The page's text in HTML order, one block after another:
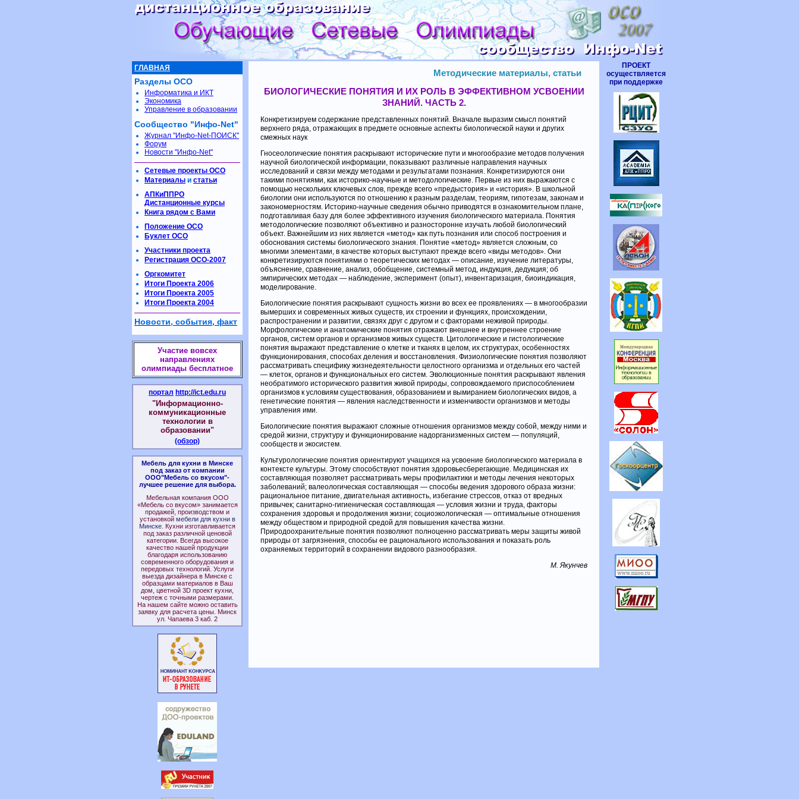
Методические материалы, статьи
БИОЛОГИЧЕСКИЕ ПОНЯТИЯ И ИХ РОЛЬ В ЭФФЕКТИВНОМ УСВОЕНИИ
ЗНАНИЙ. ЧАСТЬ 2.
Конкретизируем содержание представленных понятий. Вначале выразим смысл понятий
верхнего ряда, отражающих в предмете основные аспекты биологической науки и других
смежных наук
Гносеологические понятия раскрывают исторические пути и многообразие методов получения
научной биологической информации, показывают различные направления научных
исследований и связи между методами и результатами познания. Конкретизируются они
такими понятиями, как историко-научные и методологические. Первые из них выражаются с
помощью нескольких ключевых слов, прежде всего «предыстория» и «история». В школьной
биологии они используются по отношению к разным разделам, теориям, гипотезам, законам и
закономерностям. Историко-научные сведения обычно приводятся в ознакомительном плане,
подготавливая базу для более эффективного изучения биологического материала. Понятия
методологические позволяют объективно и разносторонне изучать любой биологический
объект. Важнейшим из них является «метод» как путь познания или способ построения и
обоснования системы биологического знания. Понятие «метод» является сложным, со
многими элементами, в качестве которых выступают прежде всего «виды методов». Они
конкретизируются понятиями о теоретических методах — описание, изучение литературы,
объяснение, сравнение, анализ, обобщение, системный метод, индукция, дедукция; об
эмпирических методах — наблюдение, эксперимент (опыт), инвентаризация, биоиндикация,
моделирование.
Биологические понятия раскрывают сущность жизни во всех ее проявлениях — в многообразии
вымерших и современных живых существ, их строении и функциях, происхождении,
распространении и развитии, связях друг с другом и с факторами неживой природы.
Морфологические и анатомические понятия отражают внешнее и внутреннее строение
органов, систем органов и организмов живых существ. Цитологические и гистологические
понятия выражают представление о клетке и тканях в целом, их структурах, особенностях
функционирования, способах деления и восстановления. Физиологические понятия позволяют
рассматривать специфику жизнедеятельности целостного организма и отдельных его частей
— клеток, органов и функциональных его систем. Эволюционные понятия раскрывают явления
необратимого исторического развития живой природы, сопровождаемого приспособлением
организмов к условиям существования, образованием и вымиранием биологических видов, а
генетические понятия — явления наследственности и изменчивости организмов и методы
управления ими.
Биологические понятия выражают сложные отношения организмов между собой, между ними и
средой жизни, структуру и функционирование надорганизменных систем — популяций,
сообществ и экосистем.
Культурологические понятия ориентируют учащихся на усвоение биологического материала в
контексте культуры. Этому способствуют понятия здоровьесберегающие. Медицинская их
составляющая позволяет рассматривать меры профилактики и методы лечения некоторых
заболеваний; валеологическая составляющая — способы ведения здорового образа жизни:
рациональное питание, двигательная активность, избегание стрессов, отказ от вредных
привычек; санитарно-гигиеническая составляющая — условия жизни и труда, факторы
сохранения здоровья и продолжения жизни; социоэкологическая — оптимальные отношения
между обществом и природной средой для повышения качества жизни.
Природоохранительные понятия позволяют полноценно рассматривать меры защиты живой
природы от загрязнения, способы ее рационального использования и показать роль
охраняемых территорий в сохранении видового разнообразия.
М. Якунчев
ПРОЕКТ
осуществляется
при поддержке
ГЛАВНАЯ
Разделы ОСО
Информатика и ИКТ
Экономика
Управление в образовании
Сообщество "Инфо-Net"
Журнал "Инфо-Net-ПОИСК"
Форум
Новости "Инфо-Net"
Сетевые проекты ОСО
Материалы и статьи
АПКиППРО
Дистанционные курсы
Книга рядом с Вами
Положение ОСО
Буклет ОСО
Участники проекта
Регистрация ОСО-2007
Оргкомитет
Итоги Проекта 2006
Итоги Проекта 2005
Итоги Проекта 2004
Новости, события, факт
Участие вовсех
направлениях
олимпиады бесплатное
портал http://ict.edu.ru
"Информационно-
коммуникационные
технологии в
образовании"
(обзор)
Мебель для кухни в Минске
под заказ от компании
ООО"Мебель со вкусом"-
лучшее решение для выбора.
Мебельная компания ООО
«Мебель со вкусом» занимается
продажей, производством и
установкой мебели для кухни в
Минске . Кухни изготавливается
под заказ различной ценовой
категории. Всегда высокое
качество нашей продукции
благодаря использованию
современного оборудования и
передовых технологий. Услуги
выезда дизайнера в Минске с
образцами материалов в Ваш
дом, цветной 3D проект кухни,
чертеж с точными размерами.
На нашем сайте можно оставить
заявку для расчета цены. Минск
ул. Чапаева 3 каб. 2